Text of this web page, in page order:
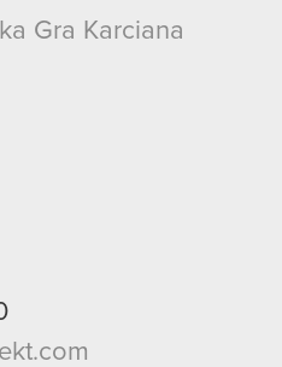
Gra Karciana